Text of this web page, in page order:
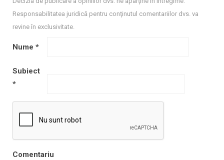
Responsabilitatea juridică pentru conţinutul comentariilor dvs. va
revine în exclusivitate.
Nume *
Subiect
*
Comentariu